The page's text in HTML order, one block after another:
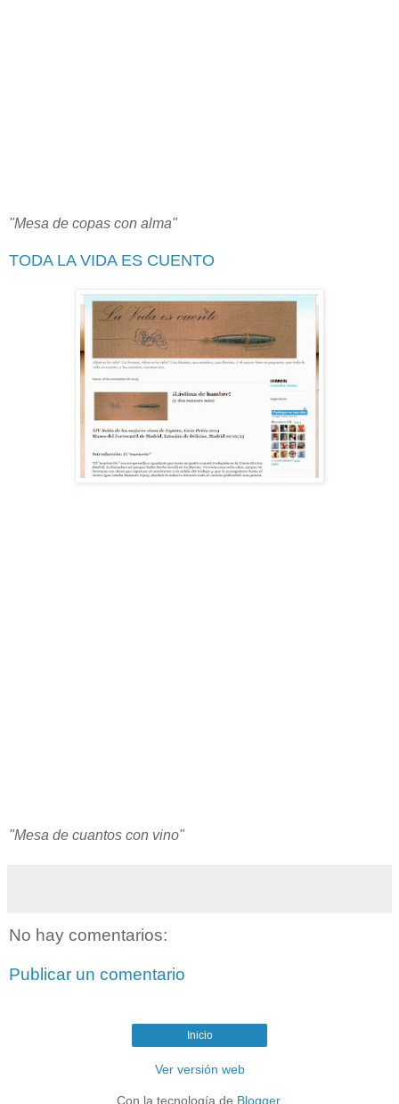
"Mesa de copas con alma"
TODA LA VIDA ES CUENTO
"Mesa de cuantos con vino"
No hay comentarios:
Publicar un comentario
Inicio
Ver versión web
Con la tecnología de Blogger.